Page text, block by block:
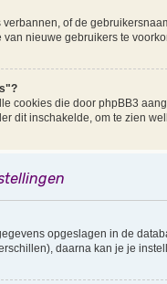
of de
nieuwe gebruikers te
cookies die door phpBB3
dit inschakelde, om te zien
opgeslagen in de
daarna kan je je